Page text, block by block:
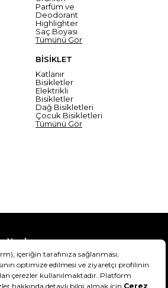
Parfüm ve
Deodorant
Highlighter
Saç Boyası
Tümünü Gör
BİSİKLET
Katlanır
Bisikletler
Elektrikli
Bisikletler
Dağ Bisikletleri
Çocuk Bisikletleri
Tümünü Gör
Yardım
Teslimat Bilgisi
Şartlar & Koşullar